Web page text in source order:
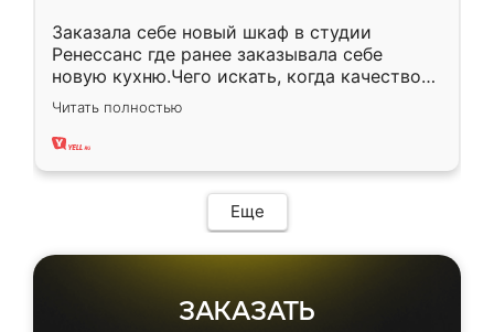
Заказала себе новый шкаф в студии
Ренессанс где ранее заказывала себе
новую кухню.Чего искать, когда качеством
вполне довольна. Служит кухня уже почти
два года, нареканий нет.
Читать полностью
Еще
ЗАКАЗАТЬ